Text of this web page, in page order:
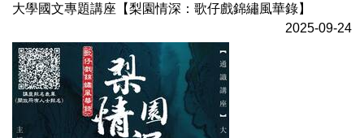
大學國文專題講座【梨園情深：歌仔戲錦繡風華錄】
2025-09-24